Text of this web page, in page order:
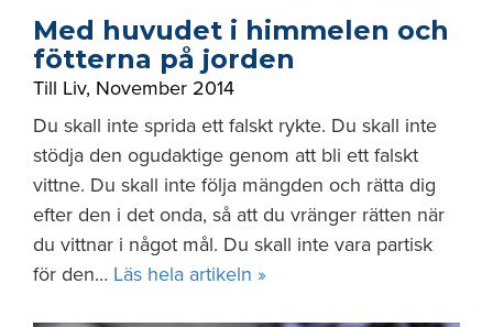
Med huvudet i himmelen och
fötterna på jorden
Till Liv, November 2014
Du skall inte sprida ett falskt rykte. Du skall inte
stödja den ogudaktige genom att bli ett falskt
vittne. Du skall inte följa mängden och rätta dig
efter den i det onda, så att du vränger rätten när
du vittnar i något mål. Du skall inte vara partisk
för den… Läs hela artikeln »